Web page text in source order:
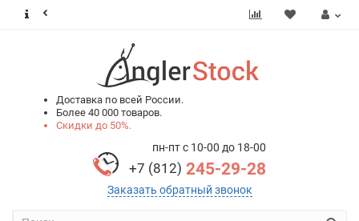
Доставка по всей России.
Более 40 000 товаров.
Скидки до 50%.
пн-пт с 10-00 до 18-00
+7 (812) 245-29-28
Заказать обратный звонок